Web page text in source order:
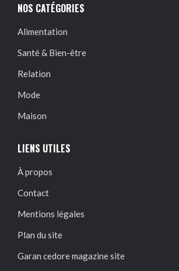
NOS CATÉGORIES
Alimentation
Santé & Bien-être
Relation
Mode
Maison
LIENS UTILES
À propos
Contact
Mentions légales
Plan du site
Garan cedore magazine site